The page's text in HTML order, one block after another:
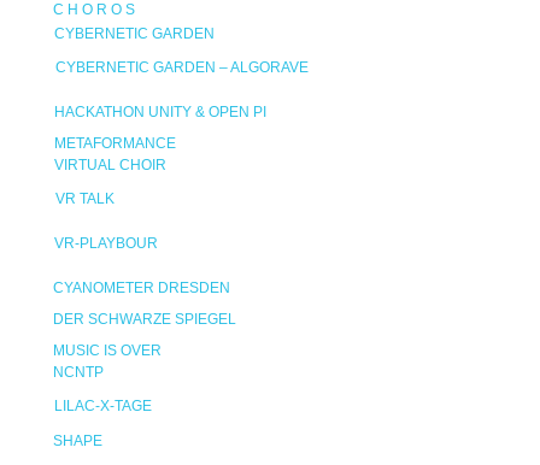
C H O R O S
CYBERNETIC GARDEN
CYBERNETIC GARDEN – ALGORAVE
HACKATHON UNITY & OPEN PI
METAFORMANCE
VIRTUAL CHOIR
VR TALK
VR-PLAYBOUR
CYANOMETER DRESDEN
DER SCHWARZE SPIEGEL
MUSIC IS OVER
NCNTP
LILAC-X-TAGE
SHAPE